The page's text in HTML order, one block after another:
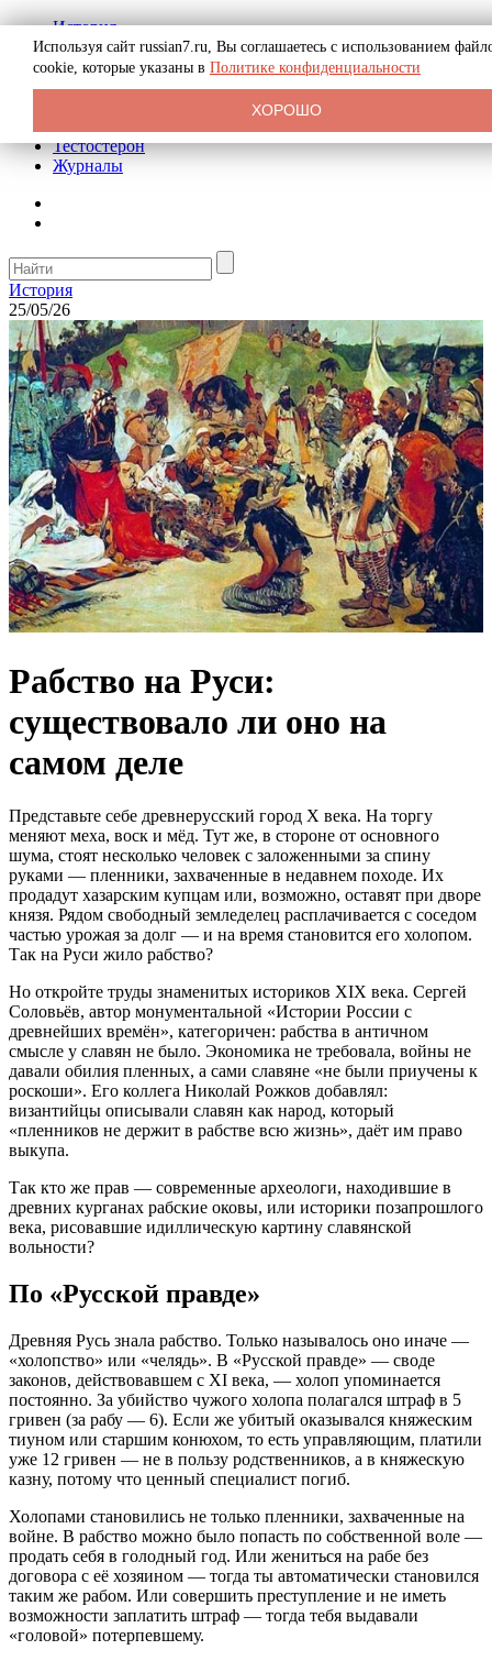
История
Биография
Криминал
Реклама на сайте
Тестостерон
Журналы
История
25/05/26
Рабство на Руси:
существовало ли оно на
самом деле
Представьте себе древнерусский город X века. На торгу
меняют меха, воск и мёд. Тут же, в стороне от основного
шума, стоят несколько человек с заложенными за спину
руками — пленники, захваченные в недавнем походе. Их
продадут хазарским купцам или, возможно, оставят при дворе
князя. Рядом свободный земледелец расплачивается с соседом
частью урожая за долг — и на время становится его холопом.
Так на Руси жило рабство?
Но откройте труды знаменитых историков XIX века. Сергей
Соловьёв, автор монументальной «Истории России с
древнейших времён», категоричен: рабства в античном
смысле у славян не было. Экономика не требовала, войны не
давали обилия пленных, а сами славяне «не были приучены к
роскоши». Его коллега Николай Рожков добавлял:
византийцы описывали славян как народ, который
«пленников не держит в рабстве всю жизнь», даёт им право
выкупа.
Так кто же прав — современные археологи, находившие в
древних курганах рабские оковы, или историки позапрошлого
века, рисовавшие идиллическую картину славянской
вольности?
По «Русской правде»
Древняя Русь знала рабство. Только называлось оно иначе —
«холопство» или «челядь». В «Русской правде» — своде
законов, действовавшем с XI века, — холоп упоминается
постоянно. За убийство чужого холопа полагался штраф в 5
гривен (за рабу — 6). Если же убитый оказывался княжеским
тиуном или старшим конюхом, то есть управляющим, платили
уже 12 гривен — не в пользу родственников, а в княжескую
казну, потому что ценный специалист погиб.
Холопами становились не только пленники, захваченные на
войне. В рабство можно было попасть по собственной воле —
продать себя в голодный год. Или жениться на рабе без
договора с её хозяином — тогда ты автоматически становился
таким же рабом. Или совершить преступление и не иметь
возможности заплатить штраф — тогда тебя выдавали
«головой» потерпевшему.
Используя сайт russian7.ru, Вы соглашаетесь с использованием
cookie, которые указаны в Политике конфиденциальности
ХОРОШО